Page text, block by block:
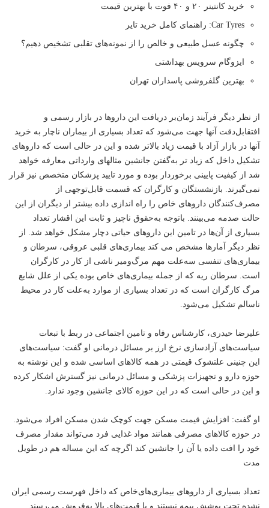
خرید کانتینر ۲۰ و ۴۰ فوت با بهترین قیمت
Car Tyres: راهنمای کامل خرید تایر
چگونه عسل طبیعی و خالص را از نمونه‌های تقلبی تشخیص دهیم؟
ایزوگام سرویس بهداشتی
بهترین گلفروشی پاسداران تهران
از نظر دیگر فرآیند زمان‌بر دریافت این داروها در بازار رسمی و
افتقابل‌دقت آنها جهت می‌شود که تعداد بسیاری از بیماران ناچار به خرید
آنها در بازار آزاد با قیمت زیاد بالاتر شده و این در حالی ‌است که داروهای
تشکیل داخل که زیاد تر به‌گفتن جانشین مثالهای وارداتی معارفه خواهد
شد از کیفیت پایینی برخوردار بوده و مورد تایید پزشکان متخصص نیز قرار
نمی‌گیرند. بازنشستگان و کارگران که قسمت قابل‌توجهی از
مصرف‎‌کنندگان داروهای خاص را راه اندازی داده بیشتر از دیگران از این
حالت صدمه می‌بینند. باتوجه به‌حقوق ناچیز و ثابت این اقشار تعداد
بسیاری از آن‌ها در تامین این داروهای حیاتی دچار مشکل خواهد شد. از
نظر دیگر آمارها مشخص می کند بیماری‌های قلبی عروقی، سرطان و
بیماری‌های تنفسی سه‌علت مهم مرگ‌ومیر ناشی از کار در کارگران
است. سرطان ریه که از جمله بیماری‌های خاص بوده یکی از علل شایع
مرگ کارگران است که در تعداد بسیاری از موارد به‌علت کار در محیط
ناسالم تشکیل می‌شود.
علیرضا حیدری، کارشناس رفاه و تامین اجتماعی در ربط با تبعات
سیاست‌های آزادسازی نرخ ارز بر مسائل درمانی او گفت: سیاست‌های
این چنینی علتشوک قیمتی در همه کالاهای اساسی شده و این نوشته به
حوزه دارو و تجهیزات پزشکی و مسائل درمانی نیز گسترش اشکار کرده
و این در حالی است که در این حوزه کالای جانشین وجود ندارد.
او گفت: افزایش قیمت مسکن جهت کوچک شدن مسکن افراد می‌شود.
در حوزه کالاهای مصرفی همانند مواد غذایی فرد می‌تواند مقدار مصرف
خود را افت داده یا آن را جانشین کند اگرچه که این مساله هم در طویل
مدت
تعداد بسیاری از داروهای بیماری‌های‌خاص که داخل فهرست رسمی ایران
نشده‌ تحت پوشش بیمه نیستند و با قیمت‌های بالا به‌فروش می‌رسند.